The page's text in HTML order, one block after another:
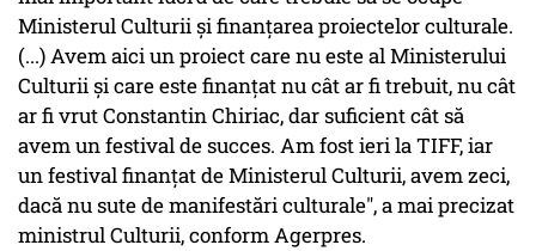
Ministerul Culturii şi finanţarea proiectelor culturale.
(...) Avem aici un proiect care nu este al Ministerului
Culturii şi care este finanţat nu cât ar fi trebuit, nu cât
ar fi vrut Constantin Chiriac, dar suficient cât să
avem un festival de succes. Am fost ieri la TIFF, iar
un festival finanţat de Ministerul Culturii, avem zeci,
dacă nu sute de manifestări culturale", a mai precizat
ministrul Culturii, conform Agerpres.